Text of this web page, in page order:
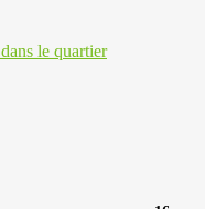
le quartier